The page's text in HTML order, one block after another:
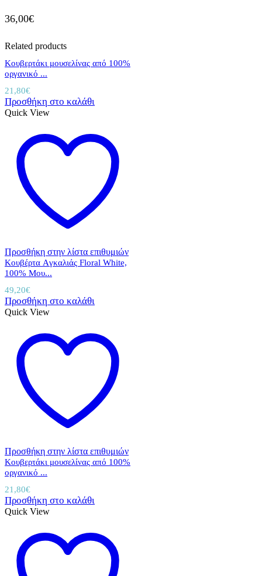
36,00€
Related products
Κουβερτάκι μουσελίνας από 100%
οργανικό ...
21,80€
Προσθήκη στο καλάθι
Quick View
Προσθήκη στην λίστα επιθυμιών
Κουβέρτα Aγκαλιάς Floral White,
100% Mου...
49,20€
Προσθήκη στο καλάθι
Quick View
Προσθήκη στην λίστα επιθυμιών
Κουβερτάκι μουσελίνας από 100%
οργανικό ...
21,80€
Προσθήκη στο καλάθι
Quick View